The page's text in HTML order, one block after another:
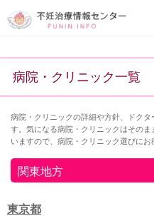
病院・クリニック一覧
病院・クリニックの詳細や方針、ドク
す。気になる病院・クリニックはその
いますので、病院・クリニック選びにお
関東地方
東京都